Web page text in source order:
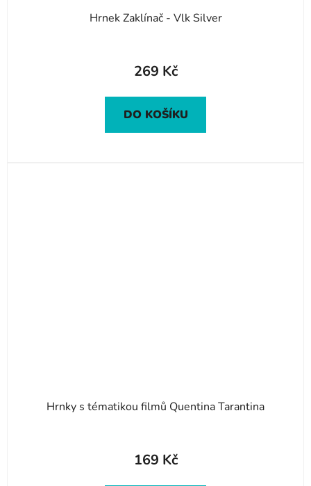
Hrnek Zaklínač - Vlk Silver
269 Kč
DO KOŠÍKU
Hrnky s tématikou filmů Quentina Tarantina
169 Kč